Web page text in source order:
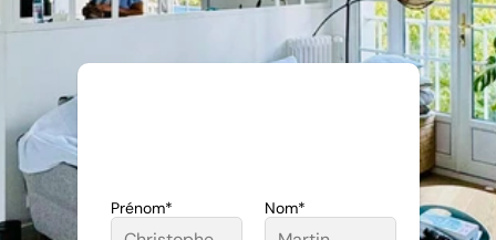
Demander un devis
Prénom* Nom*